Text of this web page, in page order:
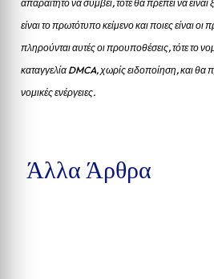
απαραίτητο να συμβεί, τότε θα πρέπει να
είναι το πρωτότυπο κείμενο και ποιες είναι
πληρούνται αυτές οι προυποθέσεις, τότε το
καταγγελία DMCA, χωρίς ειδοποίηση, και θα
νομικές ενέργειες.
Άλλα Άρθρα